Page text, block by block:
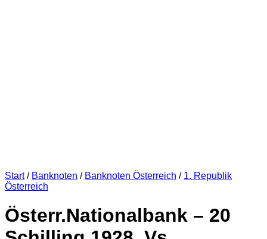
Start / Banknoten / Banknoten Österreich / 1. Republik
Österreich
Österr.Nationalbank – 20